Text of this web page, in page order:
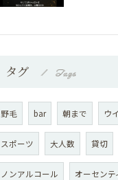
タグ Tags
野毛 bar 朝まで ウ
スポーツ 大人数 貸切
ノンアルコール オーセンテ